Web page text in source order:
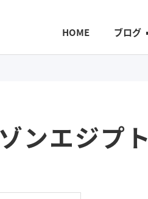
HOME ブログ
ンエジプト